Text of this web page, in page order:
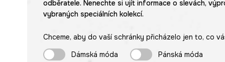
odběratele. Nenechte si ujít informace o slevách,
vybraných speciálních kolekcí.
Chceme, aby do vaší schránky přicházelo jen to, co
Dámská móda
Pánská móda